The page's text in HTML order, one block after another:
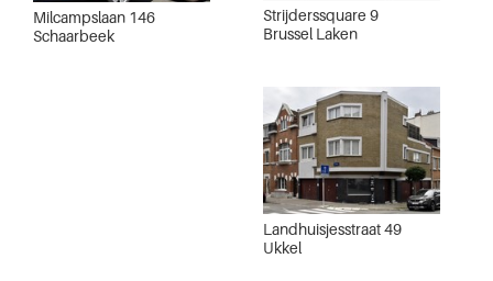
Milcampslaan 146
Schaarbeek
Strijderssquare 9
Brussel Laken
Landhuisjesstraat 49
Ukkel